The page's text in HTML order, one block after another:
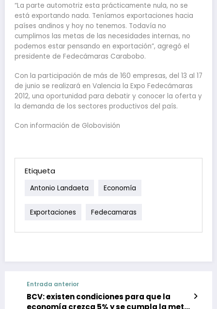
“La parte automotriz esta prácticamente nula, no se
está exportando nada. Teníamos exportaciones hacia
países andinos y hoy no tenemos. Todavía no
cumplimos las metas de las necesidades internas, no
podemos estar pensando en exportación”, agregó el
presidente de Fedecámaras Carabobo.
Con la participación de más de 160 empresas, del 13 al 17
de junio se realizará en Valencia la Expo Fedecámaras
2012, una oportunidad para debatir y conocer la oferta y
la demanda de los sectores productivos del país.
Con información de Globovisión
Etiqueta
Antonio Landaeta Economía
Exportaciones Fedecamaras
Entrada anterior
BCV: existen condiciones para que la
economía crezca 5% y se cumpla la meta